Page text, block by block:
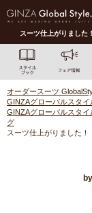
スーツ仕上がりまし
オーダースーツ
GINZAグローバルスタ
GINZAグローバルスタ
グ
スーツ仕上がりました